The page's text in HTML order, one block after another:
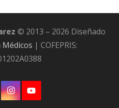
© 2013 – 2026 Diseñado
Médicos | COFEPRIS: